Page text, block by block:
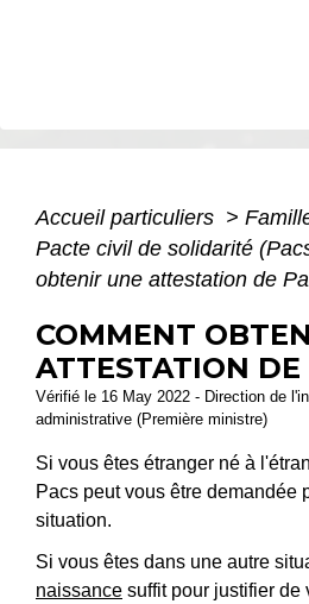
Accueil particuliers >
Pacte civil de solidarité
obtenir une attestation de
COMMENT
ATTESTATION DE
Vérifié le 16 May 2022 - Direction de
administrative (Première ministre)
Si vous êtes étranger né à
Pacs peut vous être demandée
situation.
Si vous êtes dans une autre
naissance suffit pour justifier de